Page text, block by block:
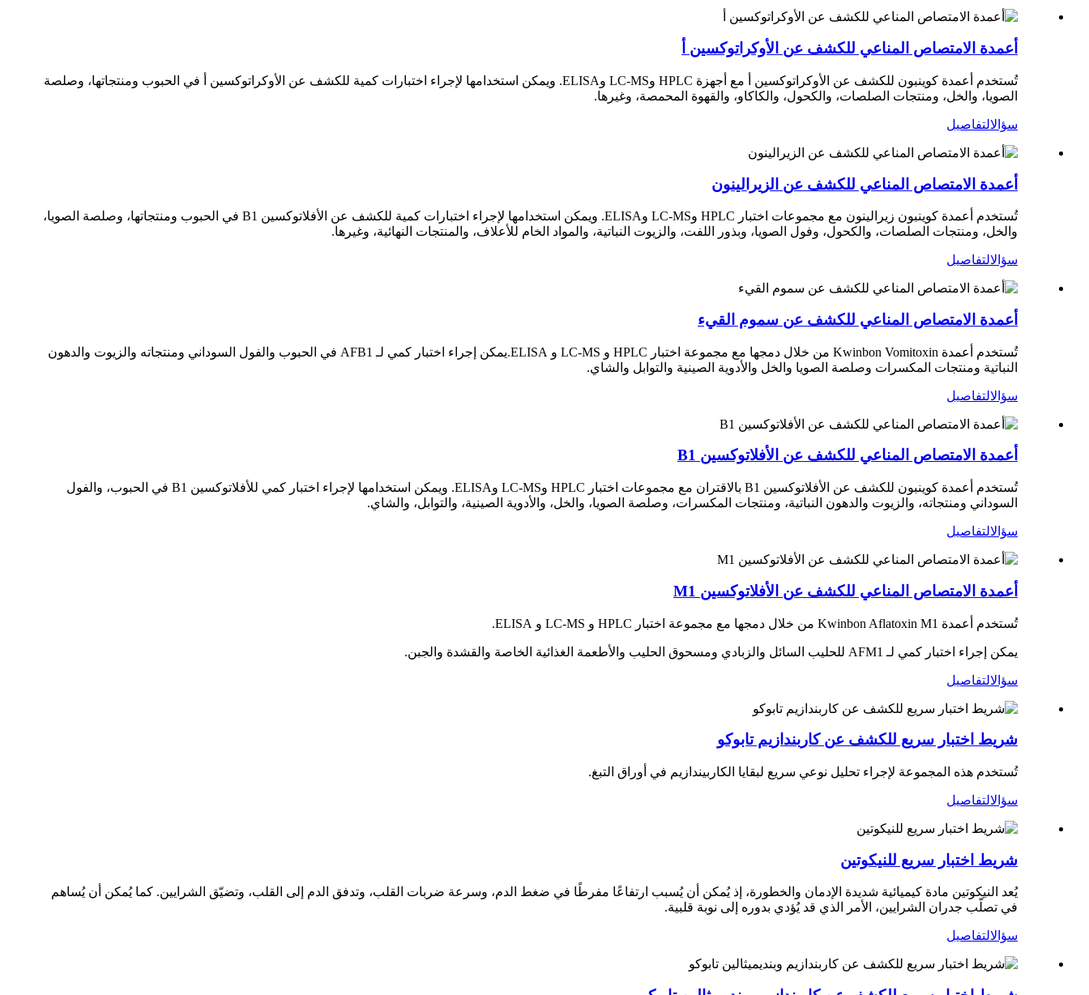
أعمدة الامتصاص المناعي للكشف عن الأوكراتوكسين أ
تُستخدم أعمدة كوينبون للكشف عن الأوكراتوكسين أ مع أجهزة HPLC وLC-MS وELISA. ويمكن استخدامها لإجراء اختبارات كمية للكشف عن الأوكراتوكسين أ في الحبوب ومنتجاتها، وصلصة
الصويا، والخل، ومنتجات الصلصات، والكحول، والكاكاو، والقهوة المحمصة، وغيرها.
سؤالالتفاصيل
أعمدة الامتصاص المناعي للكشف عن الزيرالينون
تُستخدم أعمدة كوينبون زيرالينون مع مجموعات اختبار HPLC وLC-MS وELISA. ويمكن استخدامها لإجراء اختبارات كمية للكشف عن الأفلاتوكسين B1 في الحبوب ومنتجاتها، وصلصة الصويا،
والخل، ومنتجات الصلصات، والكحول، وفول الصويا، وبذور اللفت، والزيوت النباتية، والمواد الخام للأعلاف، والمنتجات النهائية، وغيرها.
سؤالالتفاصيل
أعمدة الامتصاص المناعي للكشف عن سموم القيء
تُستخدم أعمدة Kwinbon Vomitoxin من خلال دمجها مع مجموعة اختبار HPLC و LC-MS و ELISA.
يمكن إجراء اختبار كمي لـ AFB1 في الحبوب والفول السوداني ومنتجاته والزيوت والدهون
النباتية ومنتجات المكسرات وصلصة الصويا والخل والأدوية الصينية والتوابل والشاي.
سؤالالتفاصيل
أعمدة الامتصاص المناعي للكشف عن الأفلاتوكسين B1
تُستخدم أعمدة كوينبون للكشف عن الأفلاتوكسين B1 بالاقتران مع مجموعات اختبار HPLC وLC-MS وELISA. ويمكن استخدامها لإجراء اختبار كمي للأفلاتوكسين B1 في الحبوب، والفول
السوداني ومنتجاته، والزيوت والدهون النباتية، ومنتجات المكسرات، وصلصة الصويا، والخل، والأدوية الصينية، والتوابل، والشاي.
سؤالالتفاصيل
أعمدة الامتصاص المناعي للكشف عن الأفلاتوكسين M1
تُستخدم أعمدة Kwinbon Aflatoxin M1 من خلال دمجها مع مجموعة اختبار HPLC و LC-MS و ELISA.
يمكن إجراء اختبار كمي لـ AFM1 للحليب السائل والزبادي ومسحوق الحليب والأطعمة الغذائية الخاصة والقشدة والجبن.
سؤالالتفاصيل
شريط اختبار سريع للكشف عن كاربندازيم تابوكو
تُستخدم هذه المجموعة لإجراء تحليل نوعي سريع لبقايا الكاربيندازيم في أوراق التبغ.
سؤالالتفاصيل
شريط اختبار سريع للنيكوتين
يُعد النيكوتين مادة كيميائية شديدة الإدمان والخطورة، إذ يُمكن أن يُسبب ارتفاعًا مفرطًا في ضغط الدم، وسرعة ضربات القلب، وتدفق الدم إلى القلب، وتضيّق الشرايين. كما يُمكن أن يُساهم
في تصلّب جدران الشرايين، الأمر الذي قد يُؤدي بدوره إلى نوبة قلبية.
سؤالالتفاصيل